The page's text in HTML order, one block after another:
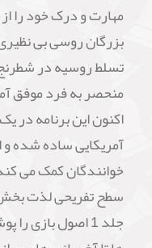
مهارت و درک خود را
بزرگان روسی بی
تسلط روسیه در
منحصر به فرد
اکنون این برنامه در
آمریکایی ساده شده
خوانندگان کمک می
سطح تفریحی لذت
جلد 1 اصول